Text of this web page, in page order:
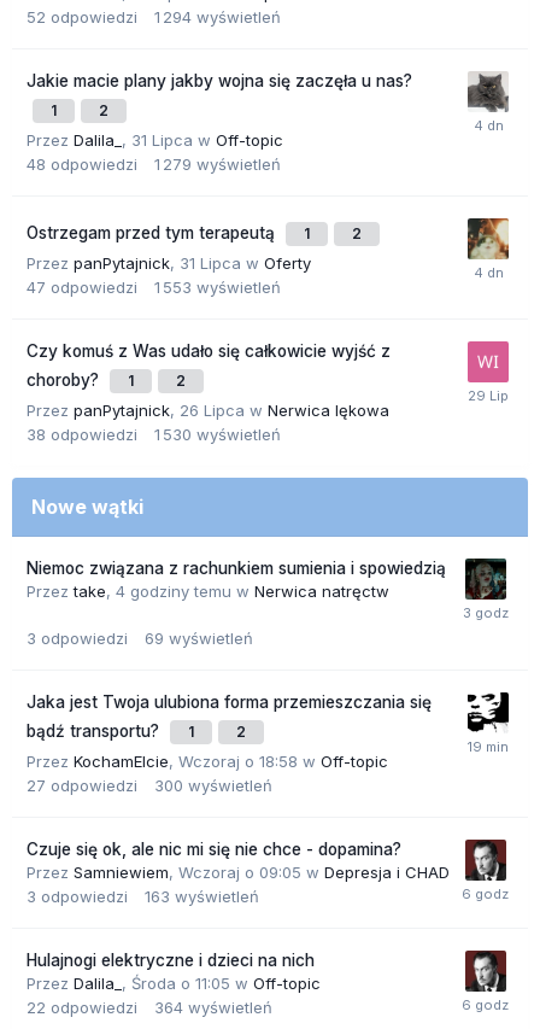
52 odpowiedzi 1 294 wyświetleń
Jakie macie plany jakby wojna się zaczęła u nas?
1 2
Przez Dalila_ , 31 Lipca w Off-topic
48 odpowiedzi 1 279 wyświetleń
Ostrzegam przed tym terapeutą 1 2
Przez panPytajnick, 31 Lipca w Oferty
47 odpowiedzi 1 553 wyświetleń
Czy komuś z Was udało się całkowicie wyjść z
choroby?
1 2
Przez panPytajnick, 26 Lipca w Nerwica lękowa
38 odpowiedzi 1 530 wyświetleń
Nowe wątki
Niemoc związana z rachunkiem sumienia i spowiedzią
Przeztake, 4 godziny temu w Nerwica natręctw
3 odpowiedzi 69 wyświetleń
Jaka jest Twoja ulubiona forma przemieszczania się
bądź transportu?
1 2
Przez KochamElcie, Wczoraj o 18:58 w Off-topic
27 odpowiedzi 300 wyświetleń
Czuje się ok, ale nic mi się nie chce - dopamina?
Przez Samniewiem, Wczoraj o 09:05 w Depresja i CHAD
3 odpowiedzi 163 wyświetleń
Hulajnogi elektryczne i dzieci na nich
Przez Dalila_ , Środa o 11:05 w Off-topic
22 odpowiedzi 364 wyświetleń